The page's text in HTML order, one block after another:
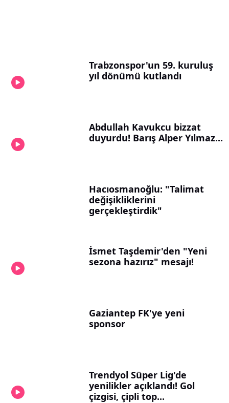
Trabzonspor'un 59. kuruluş
yıl dönümü kutlandı
Abdullah Kavukcu bizzat
duyurdu! Barış Alper Yılmaz...
Hacıosmanoğlu: "Talimat
değişikliklerini
gerçekleştirdik"
İsmet Taşdemir'den "Yeni
sezona hazırız" mesajı!
Gaziantep FK'ye yeni
sponsor
Trendyol Süper Lig'de
yenilikler açıklandı! Gol
çizgisi, çipli top...